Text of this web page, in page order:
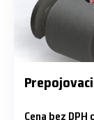
Cena bez DPH